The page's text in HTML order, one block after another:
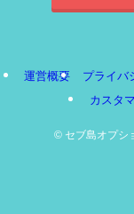
運営概要 プライバ
カスタ
©セブ島オプシ